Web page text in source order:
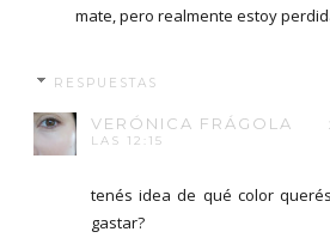
mate, pero realmente estoy
RESPUESTAS
VERÓNICA FRÁGOLA
LAS 12:15
tenés idea de qué color
gastar?